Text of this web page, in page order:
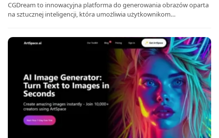
CGDream to innowacyjna platforma do generowania obrazów oparta
na sztucznej inteligencji, która umożliwia użytkownikom…